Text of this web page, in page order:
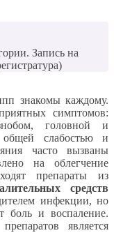
Запись на
знакомы каждому.
симптомов:
головной и
слабостью и
часто вызваны
на облегчение
препараты из
средств
инфекции, но
боль и воспаление.
является